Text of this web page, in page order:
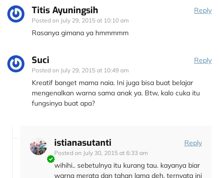
Titis Ayuningsih
Posted on July 29, 2015 at 10:10 am
Reply
Rasanya gimana ya hmmmmm
Suci
Posted on July 29, 2015 at 10:49 am
Reply
Kreatif banget mama naia. Ini juga bisa buat belajar
mengenalkan warna sama anak ya. Btw, kalo cuka itu
fungsinya buat apa?
istianasutanti
Posted on July 30, 2015 at 6:33 am
Reply
wihihi.. sebetulnya itu kurang tau. kayanya biar
warna merata dan tahan lama deh. ternyata ini